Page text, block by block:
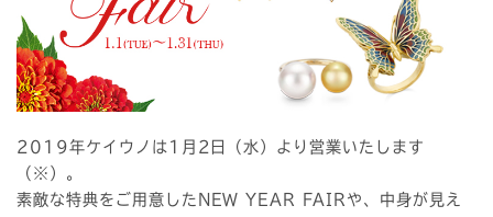
2019年ケイウノは1月2日（水）より営業いたします
（※）。
素敵な特典をご用意したNEW YEAR FAIRや、中身が見え